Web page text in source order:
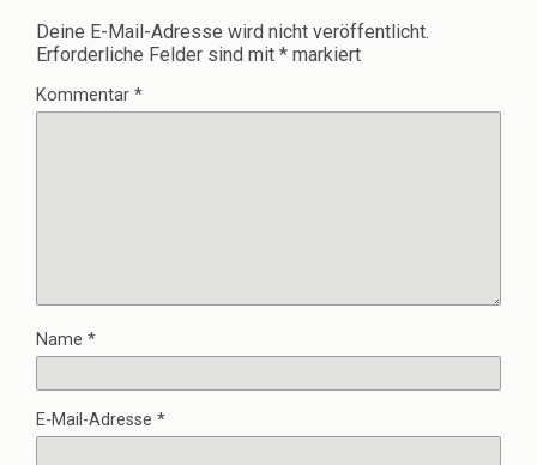
Deine E-Mail-Adresse wird nicht veröffentlicht.
Erforderliche Felder sind mit * markiert
Kommentar *
Name *
E-Mail-Adresse *